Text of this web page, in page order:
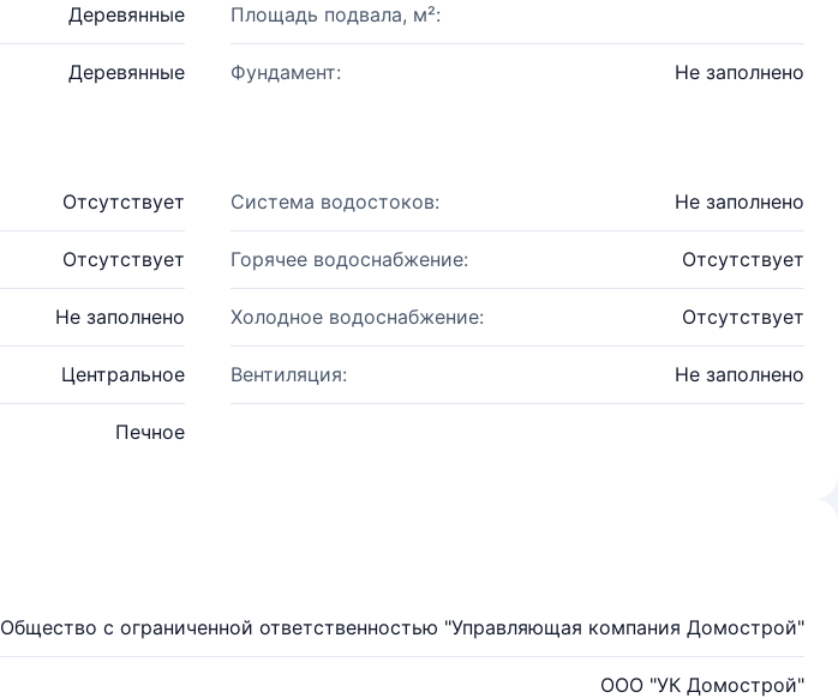
Деревянные Площадь подвала, м²:
Деревянные Фундамент: Не заполнено
Отсутствует Система водостоков: Не заполнено
Отсутствует Горячее водоснабжение: Отсутствует
Не заполнено Холодное водоснабжение: Отсутствует
Центральное Вентиляция: Не заполнено
Печное
Общество с ограниченной ответственностью "Управляющая компания Домострой"
ООО "УК Домострой"